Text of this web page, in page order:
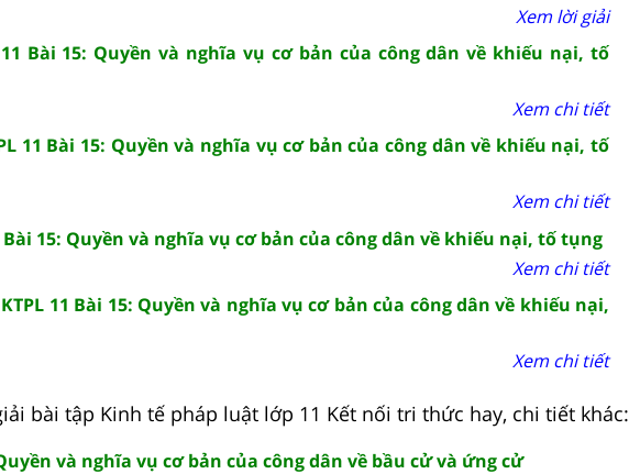
Xem lời giải
Bài 15: Quyền và nghĩa vụ cơ bản của công dân về khiếu nại, tố
Xem chi tiết
11 Bài 15: Quyền và nghĩa vụ cơ bản của công dân về khiếu nại, tố
Xem chi tiết
Bài 15: Quyền và nghĩa vụ cơ bản của công dân về khiếu nại, tố tụng
Xem chi tiết
11 Bài 15: Quyền và nghĩa vụ cơ bản của công dân về khiếu nại,
Xem chi tiết
bài tập Kinh tế pháp luật lớp 11 Kết nối tri thức hay, chi tiết khác:
và nghĩa vụ cơ bản của công dân về bầu cử và ứng cử